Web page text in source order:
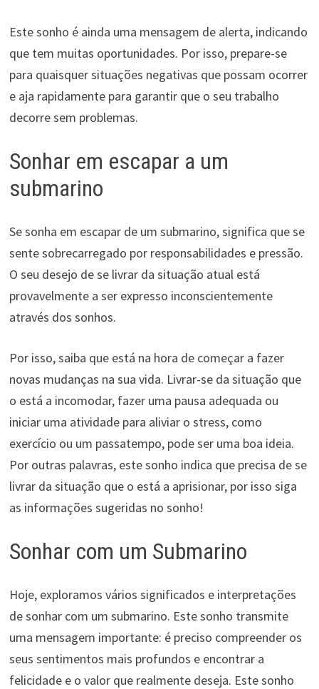
Este sonho é ainda uma mensagem de alerta, indicando
que tem muitas oportunidades. Por isso, prepare-se
para quaisquer situações negativas que possam ocorrer
e aja rapidamente para garantir que o seu trabalho
decorre sem problemas.
Sonhar em escapar a um
submarino
Se sonha em escapar de um submarino, significa que se
sente sobrecarregado por responsabilidades e pressão.
O seu desejo de se livrar da situação atual está
provavelmente a ser expresso inconscientemente
através dos sonhos.
Por isso, saiba que está na hora de começar a fazer
novas mudanças na sua vida. Livrar-se da situação que
o está a incomodar, fazer uma pausa adequada ou
iniciar uma atividade para aliviar o stress, como
exercício ou um passatempo, pode ser uma boa ideia.
Por outras palavras, este sonho indica que precisa de se
livrar da situação que o está a aprisionar, por isso siga
as informações sugeridas no sonho!
Sonhar com um Submarino
Hoje, exploramos vários significados e interpretações
de sonhar com um submarino. Este sonho transmite
uma mensagem importante: é preciso compreender os
seus sentimentos mais profundos e encontrar a
felicidade e o valor que realmente deseja. Este sonho